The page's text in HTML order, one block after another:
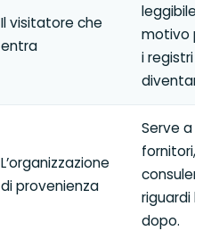
Il visitatore che
entra
leggibile:
motivo
i registri
diventano
L’organizzazione
di provenienza
Serve a
fornitori,
riguardi
dopo.